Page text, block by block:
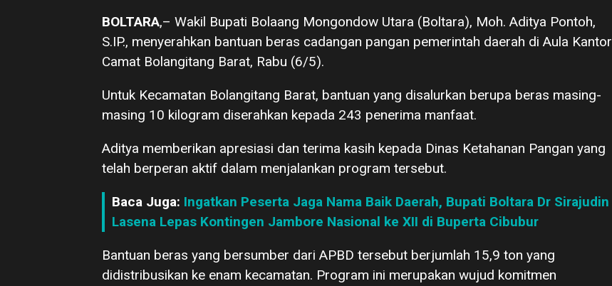
BOLTARA,– Wakil Bupati Bolaang Mongondow Utara (Boltara), Moh. Aditya Pontoh,
S.IP., menyerahkan bantuan beras cadangan pangan pemerintah daerah di Aula Kantor
Camat Bolangitang Barat, Rabu (6/5).
Untuk Kecamatan Bolangitang Barat, bantuan yang disalurkan berupa beras masing-
masing 10 kilogram diserahkan kepada 243 penerima manfaat.
Aditya memberikan apresiasi dan terima kasih kepada Dinas Ketahanan Pangan yang
telah berperan aktif dalam menjalankan program tersebut.
Baca Juga: Ingatkan Peserta Jaga Nama Baik Daerah, Bupati Boltara Dr Sirajudin
Lasena Lepas Kontingen Jambore Nasional ke XII di Buperta Cibubur
Bantuan beras yang bersumber dari APBD tersebut berjumlah 15,9 ton yang
didistribusikan ke enam kecamatan. Program ini merupakan wujud komitmen